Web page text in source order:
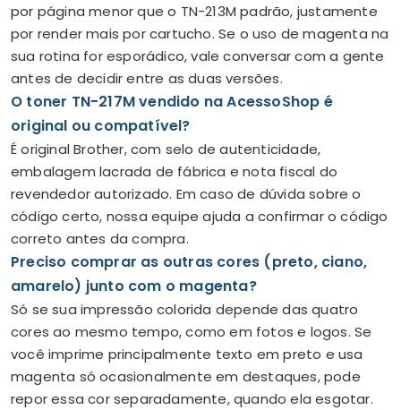
por página menor que o TN-213M padrão, justamente
por render mais por cartucho. Se o uso de magenta na
sua rotina for esporádico, vale conversar com a gente
antes de decidir entre as duas versões.
O toner TN-217M vendido na AcessoShop é
original ou compatível?
É original Brother, com selo de autenticidade,
embalagem lacrada de fábrica e nota fiscal do
revendedor autorizado. Em caso de dúvida sobre o
código certo, nossa equipe ajuda a confirmar o código
correto antes da compra.
Preciso comprar as outras cores (preto, ciano,
amarelo) junto com o magenta?
Só se sua impressão colorida depende das quatro
cores ao mesmo tempo, como em fotos e logos. Se
você imprime principalmente texto em preto e usa
magenta só ocasionalmente em destaques, pode
repor essa cor separadamente, quando ela esgotar.